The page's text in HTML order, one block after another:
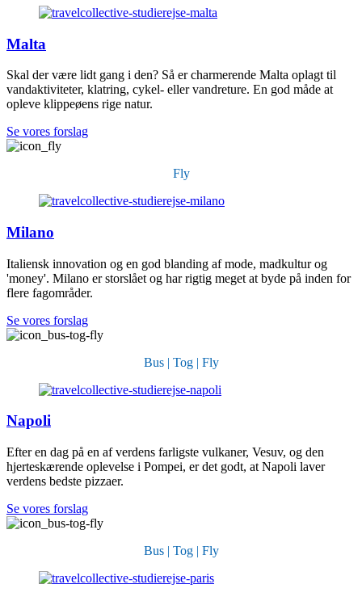
Malta
Skal der være lidt gang i den? Så er charmerende Malta oplagt til
vandaktiviteter, klatring, cykel- eller vandreture. En god måde at
opleve klippeøens rige natur.
Se vores forslag
Fly
Milano
Italiensk innovation og en god blanding af mode, madkultur og
'money'. Milano er storslået og har rigtig meget at byde på inden for
flere fagområder.
Se vores forslag
Bus | Tog | Fly
Napoli
Efter en dag på en af verdens farligste vulkaner, Vesuv, og den
hjerteskærende oplevelse i Pompei, er det godt, at Napoli laver
verdens bedste pizzaer.
Se vores forslag
Bus | Tog | Fly